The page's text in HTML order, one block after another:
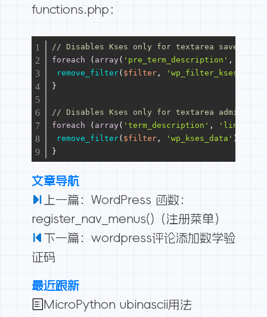
functions.php：
// Disables Kses only for textarea saves
foreach ( array ( 'pre_term_description' ,
remove_filter( $filter , 'wp_filter_kses'
}
// Disables Kses only for textarea admin
foreach ( array ( 'term_description' ,
remove_filter( $filter , 'wp_kses_data' );
}
文章导航
上一篇：WordPress 函数：
register_nav_menus()（注册菜单）
下一篇：wordpress评论添加数学验
证码
最近跟新
MicroPython ubinascii用法